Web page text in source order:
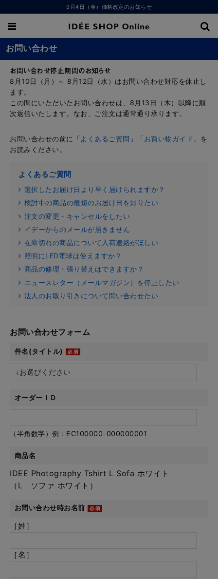
9月4日（金）価格改定のお知らせ
お問い合わせ
お問い合わせ停止期間のお知らせ
8月10日（月）～ 8月12日（水）はお問い合わせ対応を休止し
ます。
この間にいただいたお問い合わせは、8月13日（木）以降に順
次返信いたします。なお、ご注文は通常通り承ります。
お問い合わせの前に「よくあるご質問 」「お買い物ガイド 」を
お読みください。
よくあるご質問
選択したお届け日より早く届けられますか？
検討中の商品の最短のお届け日を知りたい
注文の変更・キャンセルをしたい
イデーからのメールが届きません
在庫切れの商品について入荷連絡がほしい
照明にLED電球は使えますか？
商品の修理・張り替えはできますか？
ニュースレター（メールマガジン）を停止したい
法人のお取り引きについて問い合わせたい
お問い合わせフォーム
件名(タイトル)
オーダーＩＤ
（半角数字）例：EC100000-000000001
商品名
IDEE Photography Tshirt L Sofa ホワイト
（L ソファ ホワイト）
お問い合わせ時お名前
［姓］
［名］